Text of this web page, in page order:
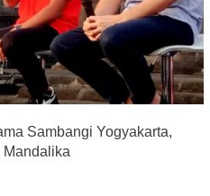
Sambangi Yogyakarta,